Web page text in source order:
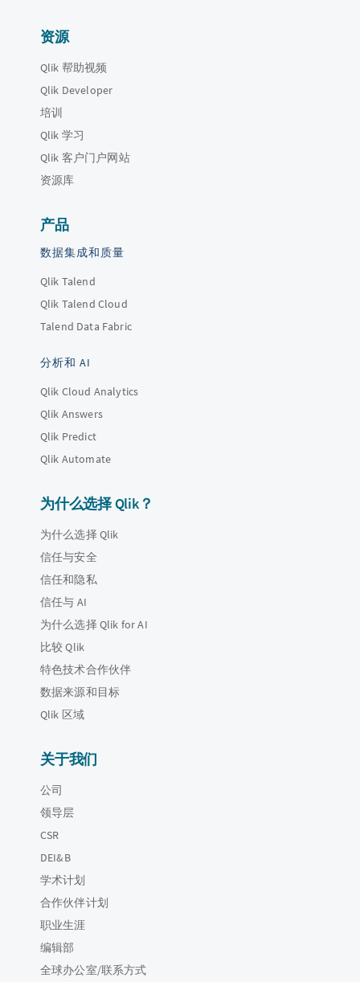
资源
Qlik 帮助视频
Qlik Developer
培训
Qlik 学习
Qlik 客户门户网站
资源库
产品
数据集成和质量
Qlik Talend
Qlik Talend Cloud
Talend Data Fabric
分析和 AI
Qlik Cloud Analytics
Qlik Answers
Qlik Predict
Qlik Automate
为什么选择 Qlik？
为什么选择 Qlik
信任与安全
信任和隐私
信任与 AI
为什么选择 Qlik for AI
比较 Qlik
特色技术合作伙伴
数据来源和目标
Qlik 区域
关于我们
公司
领导层
CSR
DEI&B
学术计划
合作伙伴计划
职业生涯
编辑部
全球办公室/联系方式